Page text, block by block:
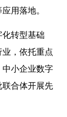
用落地。
转型基础
，依托重点
小企业数字
合体开展先